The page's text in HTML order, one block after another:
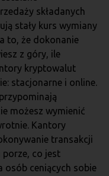
składanych
stały kurs wymiany
to, że dokonanie
z góry, ile
kryptowalut
stacjonarne i online.
możesz wymienić
Kantory
transakcji
co jest
osób ceniących sobie